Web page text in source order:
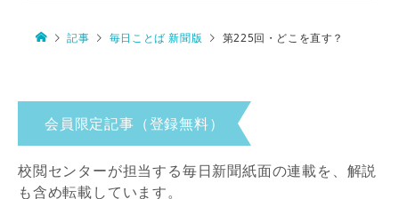
記事 毎日ことば 新聞版 第225回・どこを直す？
会員限定記事（登録無料）
校閲センターが担当する毎日新聞紙面の連載を、解説
も含め転載しています。